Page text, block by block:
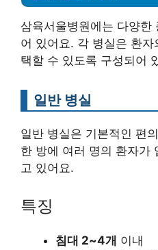
삼육서울병원에는 다양한
어 있어요. 각 병실은 환
택할 수 있도록 구성되어
일반 병실
일반 병실은 기본적인 편
한 방에 여러 명의 환자가
고 있어요.
특징
침대 2~4개 이내